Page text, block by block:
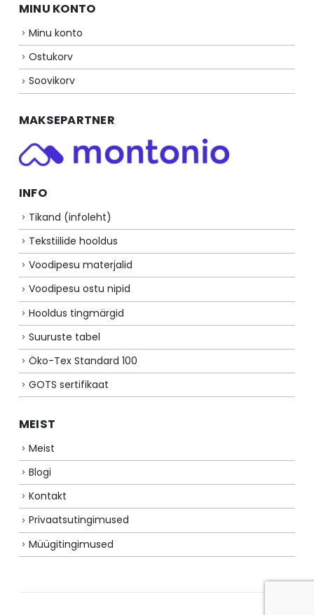
MINU KONTO
Minu konto
Ostukorv
Soovikorv
MAKSEPARTNER
INFO
Tikand (infoleht)
Tekstiilide hooldus
Voodipesu materjalid
Voodipesu ostu nipid
Hooldus tingmärgid
Suuruste tabel
Öko-Tex Standard 100
GOTS sertifikaat
MEIST
Meist
Blogi
Kontakt
Privaatsutingimused
Müügitingimused